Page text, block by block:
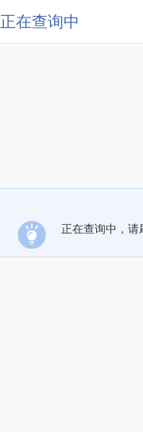
正在查询中
正在查询中，请